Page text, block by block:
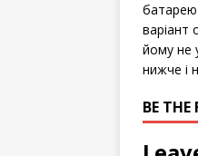
батарею
варіант
йому не
нижче і
BE